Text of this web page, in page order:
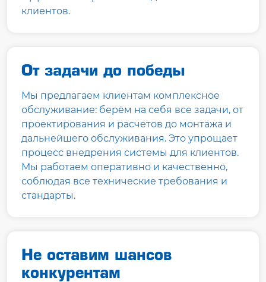
клиентов.
От задачи до победы
Мы предлагаем клиентам комплексное
обслуживание: берём на себя все задачи, от
проектирования и расчетов до монтажа и
дальнейшего обслуживания. Это упрощает
процесс внедрения системы для клиентов.
Мы работаем оперативно и качественно,
соблюдая все технические требования и
стандарты.
Не оставим шансов
конкурентам